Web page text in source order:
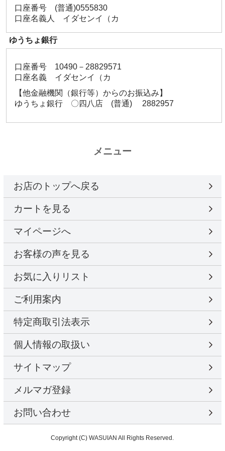
口座番号 (普通)0555830
口座名義人 イダセンイ（カ
ゆうちょ銀行
口座番号 10490－28829571
口座名義 イダセンイ（カ
【他金融機関（銀行等）からのお振込み】
ゆうちょ銀行 〇四八店 (普通) 2882957
メニュー
お店のトップへ戻る
カートを見る
マイページへ
お客様の声を見る
お気に入りリスト
ご利用案内
特定商取引法表示
個人情報の取扱い
サイトマップ
メルマガ登録
お問い合わせ
Copyright (C) WASUIAN All Rights Reserved.